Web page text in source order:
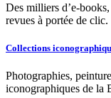
Des milliers d’e-
revues à portée de clic.
Collections
Photographies,
iconographiques de la